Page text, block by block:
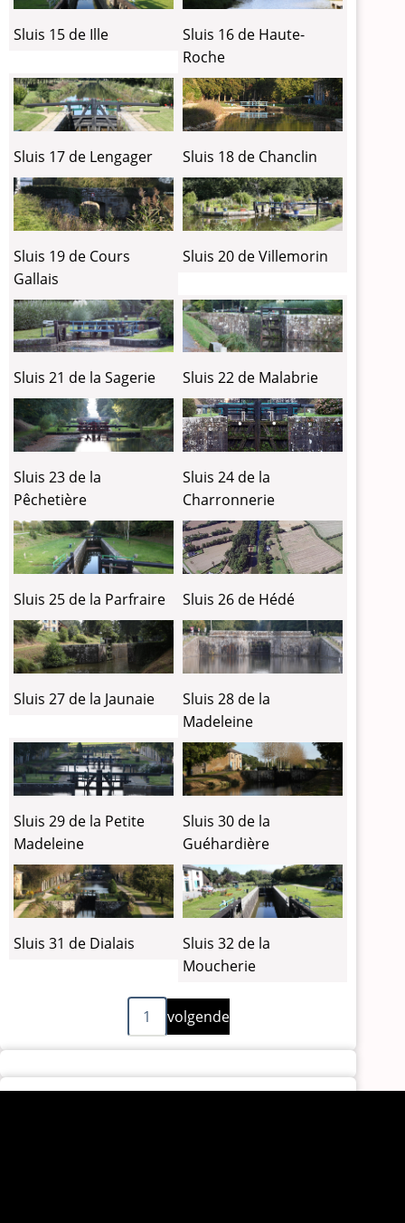
Sluis 15 de Ille
Sluis 16 de Haute-
Roche
Sluis 17 de Lengager Sluis 18 de Chanclin
Sluis 19 de Cours
Gallais
Sluis 20 de Villemorin
Sluis 21 de la Sagerie Sluis 22 de Malabrie
Sluis 23 de la
Pêchetière
Sluis 24 de la
Charronnerie
Sluis 25 de la Parfraire Sluis 26 de Hédé
Sluis 27 de la Jaunaie
Sluis 28 de la
Madeleine
Sluis 29 de la Petite
Madeleine
Sluis 30 de la
Guéhardière
Sluis 31 de Dialais
Sluis 32 de la
Moucherie
1
Volgende
pagina
volgende